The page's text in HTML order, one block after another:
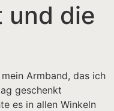
und die
Armband, das ich
geschenkt
es in allen Winkeln